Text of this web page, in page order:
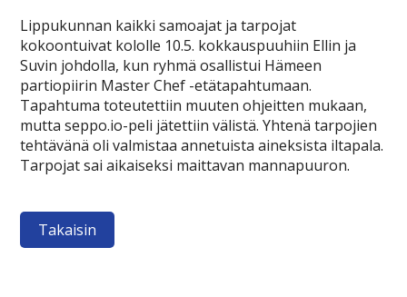
Lippukunnan kaikki samoajat ja tarpojat
kokoontuivat kololle 10.5. kokkauspuuhiin Ellin ja
Suvin johdolla, kun ryhmä osallistui Hämeen
partiopiirin Master Chef -etätapahtumaan.
Tapahtuma toteutettiin muuten ohjeitten mukaan,
mutta seppo.io-peli jätettiin välistä. Yhtenä tarpojien
tehtävänä oli valmistaa annetuista aineksista iltapala.
Tarpojat sai aikaiseksi maittavan mannapuuron.
Takaisin